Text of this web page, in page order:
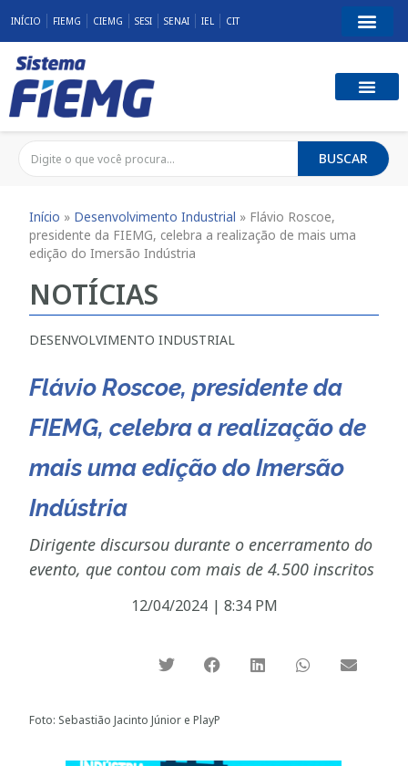
INÍCIO FIEMG CIEMG SESI SENAI IEL CIT
BUSCAR
Início » Desenvolvimento Industrial » Flávio Roscoe,
presidente da FIEMG, celebra a realização de mais uma
edição do Imersão Indústria
NOTÍCIAS
DESENVOLVIMENTO INDUSTRIAL
Flávio Roscoe, presidente da
FIEMG, celebra a realização de
mais uma edição do Imersão
Indústria
Dirigente discursou durante o encerramento do
evento, que contou com mais de 4.500 inscritos
12/04/2024 | 8:34 PM
Foto: Sebastião Jacinto Júnior e PlayP